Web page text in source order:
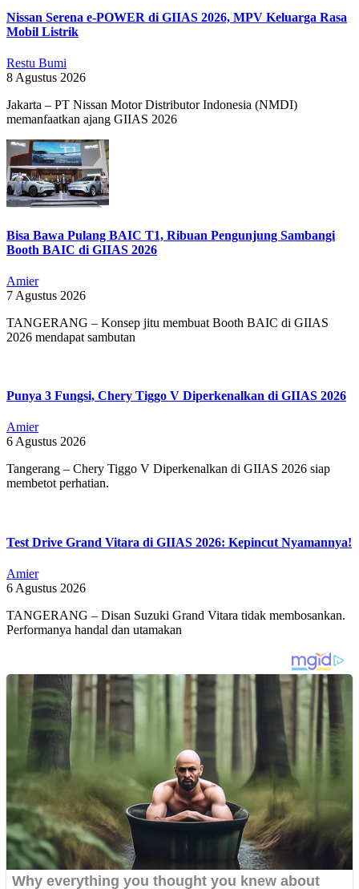
Nissan Serena e-POWER di GIIAS 2026, MPV Keluarga Rasa
Mobil Listrik
Restu Bumi
8 Agustus 2026
Jakarta – PT Nissan Motor Distributor Indonesia (NMDI)
memanfaatkan ajang GIIAS 2026
Bisa Bawa Pulang BAIC T1, Ribuan Pengunjung Sambangi
Booth BAIC di GIIAS 2026
Amier
7 Agustus 2026
TANGERANG – Konsep jitu membuat Booth BAIC di GIIAS
2026 mendapat sambutan
Punya 3 Fungsi, Chery Tiggo V Diperkenalkan di GIIAS 2026
Amier
6 Agustus 2026
Tangerang – Chery Tiggo V Diperkenalkan di GIIAS 2026 siap
membetot perhatian.
Test Drive Grand Vitara di GIIAS 2026: Kepincut Nyamannya!
Amier
6 Agustus 2026
TANGERANG – Disan Suzuki Grand Vitara tidak membosankan.
Performanya handal dan utamakan